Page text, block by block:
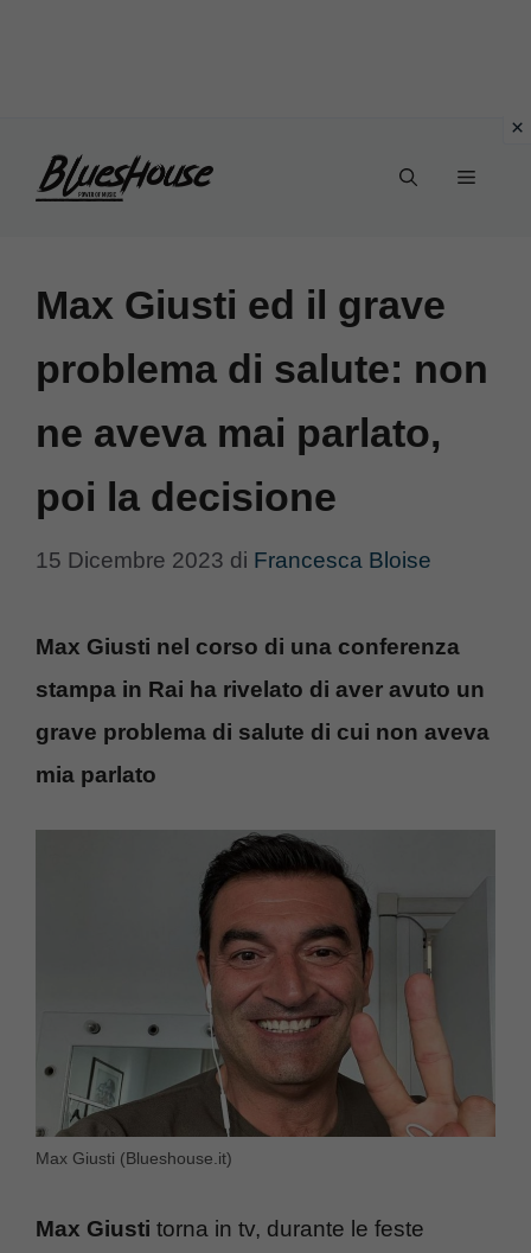
Menu
Max Giusti ed il grave
problema di salute: non
ne aveva mai parlato,
poi la decisione
15 Dicembre 2023 di Francesca Bloise
Max Giusti nel corso di una conferenza
stampa in Rai ha rivelato di aver avuto un
grave problema di salute di cui non aveva
mia parlato
Max Giusti (Blueshouse.it)
Max Giusti torna in tv, durante le feste